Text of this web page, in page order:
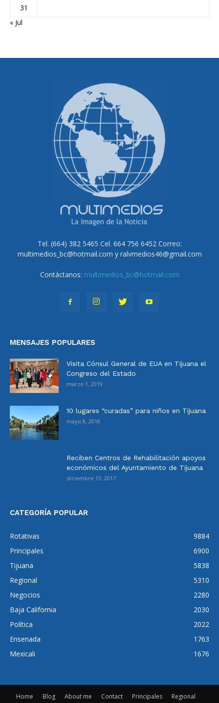
31
« Jul
Tel. (664) 382 5465 Cel. 664 756 6452 Correo:
multimedios_bc@hotmail.com y ralvmedios46@gmail.com
Contáctanos: multimedios_bc@hotmail.com
MENSAJES POPULARES
Visita Cónsul General de EUA en Tijuana el
Congreso del Estado
marzo 1, 2019
10 lugares “curadas” para niños en Tijuana
mayo 8, 2018
Reciben Centros de Rehabilitación apoyos
económicos del Ayuntamiento de Tijuana
diciembre 13, 2017
CATEGORÍA POPULAR
Rotativas
9884
Principales
6900
Tijuana
5838
Regional
5310
Negocios
2280
Baja California
2030
Política
2022
Ensenada
1763
Mexicali
1676
Home Blog About me Contact Principales
Regional